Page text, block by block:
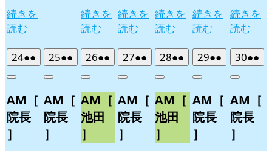
続きを
読む
続きを
読む
続きを
読む
続きを
読む
続きを
読む
続きを
読む
242026
年
月
24
日
●●
件
イ
ベ
ト)
Close
AM［
院長
］
252026
年
月
25
日
●●
件
イ
ベ
ト)
Close
AM［
院長
］
262026
年
月
26
日
●●
件
イ
ベ
ト)
Close
AM［
池田
］
272026
年
月
27
日
●●
件
イ
ベ
ト)
Close
AM［
院長
］
282026
年
月
28
日
●●
件
イ
ベ
ト)
Close
AM［
池田
］
292026
年
月
29
日
●●
件
イ
ベ
ト)
Close
AM［
院長
］
302026
年
月
30
日
●●
件
イ
Close
AM［
院長
］